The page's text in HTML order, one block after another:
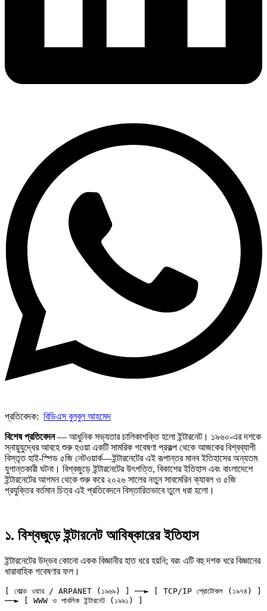
প্রতিবেদক: বিডিএস বুলবুল আহমেদ
বিশেষ প্রতিবেদন— আধুনিক সভ্যতার চালিকাশক্তি হলো ইন্টারনেট। ১৯৬০-এর দশকে
স্নায়ুযুদ্ধের আবহে শুরু হওয়া একটি সামরিক গবেষণা প্রকল্প থেকে আজকের বিশ্বব্যাপী
বিস্তৃত হাই-স্পিড ৫জি নেটওয়ার্ক—ইন্টারনেটের এই রূপান্তর মানব ইতিহাসের অন্যতম
যুগান্তকারী ঘটনা। বিশ্বজুড়ে ইন্টারনেটের উৎপত্তি, বিকাশের ইতিহাস এবং বাংলাদেশে
ইন্টারনেটের আগমন থেকে শুরু করে ২০২৬ সালের নতুন সাবমেরিন ক্যাবল ও ৫জি
প্রযুক্তির বর্তমান চিত্র এই প্রতিবেদনে বিস্তারিতভাবে তুলে ধরা হলো।
১. বিশ্বজুড়ে ইন্টারনেট আবিষ্কারের ইতিহাস
ইন্টারনেটের উদ্ভব কোনো একক বিজ্ঞানীর হাত ধরে হয়নি; বরং এটি বহু দশক ধরে বিজ্ঞানের
ধারাবাহিক গবেষণার ফল।
[ কোল্ড ওয়ার / ARPANET (১৯৬৯) ] ──► [ TCP/IP প্রোটোকল (১৯৭৪) ]